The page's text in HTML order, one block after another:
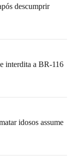
descumprir
interdita a BR-116
idosos assume